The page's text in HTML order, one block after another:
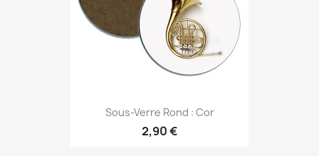
Sous-Verre Rond : Cor
2,90 €